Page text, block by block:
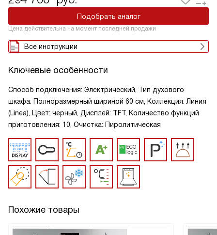
Подобрать аналог
Цена действительна на момент последней продажи
Все инструкции
Ключевые особенности
Способ подключения: Электрический, Тип духового
шкафа: Полноразмерный шириной 60 см, Коллекция: Линия
(Linea), Цвет: черный, Дисплей: TFT, Количество функций
приготовления: 10, Очистка: Пиролитическая
Похожие товары